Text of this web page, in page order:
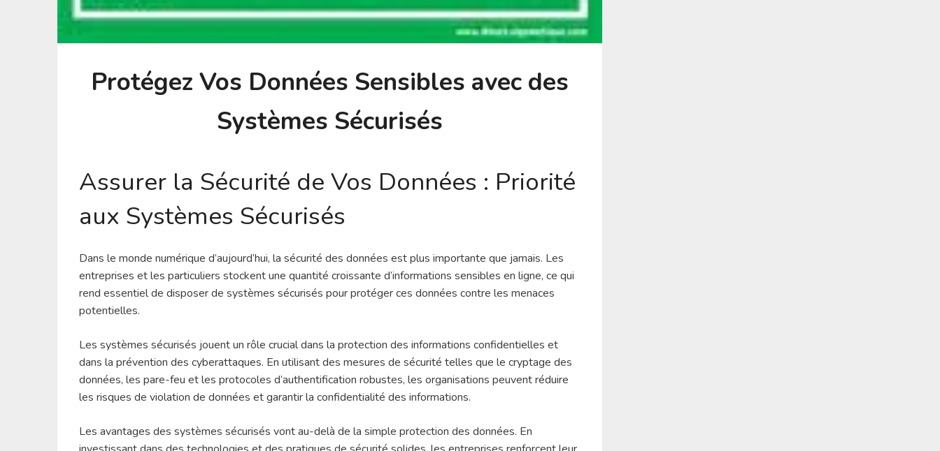
Protégez Vos Données Sensibles avec des
Systèmes Sécurisés
Assurer la Sécurité de Vos Données : Priorité
aux Systèmes Sécurisés
Dans le monde numérique d’aujourd’hui, la sécurité des données est plus importante que jamais. Les
entreprises et les particuliers stockent une quantité croissante d’informations sensibles en ligne, ce qui
rend essentiel de disposer de systèmes sécurisés pour protéger ces données contre les menaces
potentielles.
Les systèmes sécurisés jouent un rôle crucial dans la protection des informations confidentielles et
dans la prévention des cyberattaques. En utilisant des mesures de sécurité telles que le cryptage des
données, les pare-feu et les protocoles d’authentification robustes, les organisations peuvent réduire
les risques de violation de données et garantir la confidentialité des informations.
Les avantages des systèmes sécurisés vont au-delà de la simple protection des données. En